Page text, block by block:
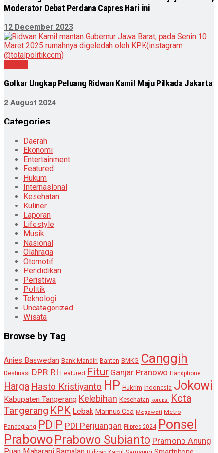
Moderator Debat Perdana Capres Hari ini
12 December 2023
Golkar Ungkap Peluang Ridwan Kamil Maju Pilkada Jakarta
2 August 2024
Categories
Daerah
Ekonomi
Entertainment
Featured
Hukum
Internasional
Kesehatan
Kuliner
Laporan
Lifestyle
Musik
Nasional
Olahraga
Otomotif
Pendidikan
Peristiwa
Politik
Teknologi
Uncategorized
Wisata
Browse by Tag
Anies Baswedan Bank Mandiri Banten BMKG Canggih
Destinasi DPR RI Featured Fitur Ganjar Pranowo Handphone
Harga Hasto Kristiyanto HP Hukrim Indonesia Jokowi
Kabupaten Tangerang Kelebihan Kesehatan korupsi Kota
Tangerang KPK Lebak Marinus Gea Megawati Metro
Pandeglang PDIP PDI Perjuangan Pilpres 2024 Ponsel
Prabowo Prabowo Subianto Pramono Anung
Puan Maharani Ramalan